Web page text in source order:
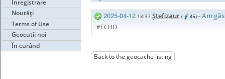
Înregistrare
Noutăţi
Terms of Use
Geocutii noi
În curând
2025-04-12 13:37 Ştefizaur ( 35) - Am
#ECHO
Back to the geocache listing